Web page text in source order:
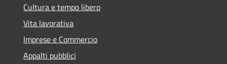
Cultura e tempo libero
Vita lavorativa
Imprese e Commercio
Appalti pubblici